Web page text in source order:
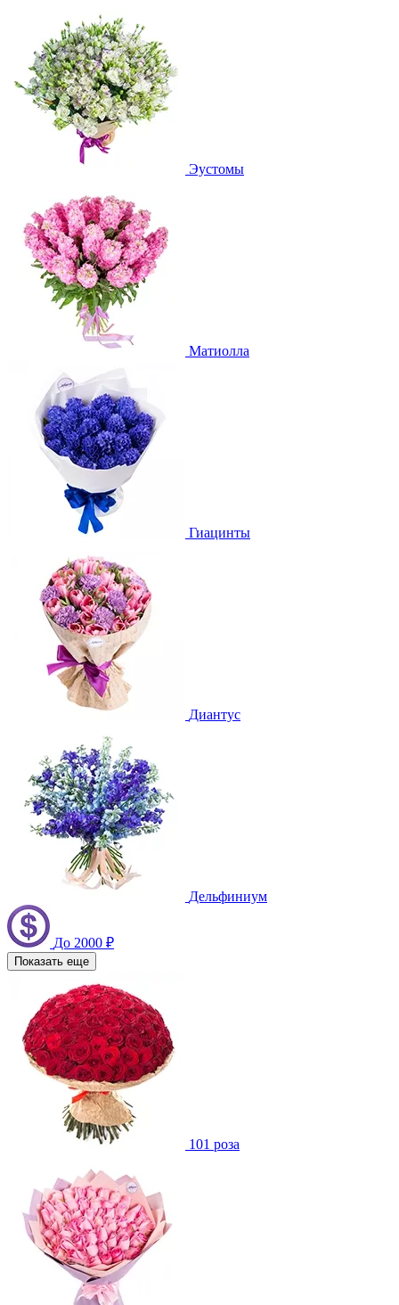
Эустомы
Матиолла
Гиацинты
Диантус
Дельфиниум
До 2000 ₽
Показать еще
101 роза